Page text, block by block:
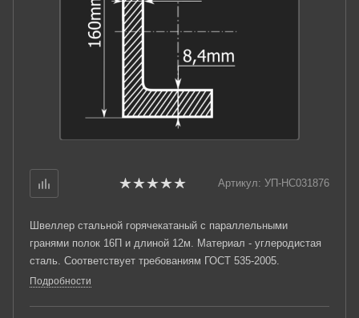
Артикул: УП-НС031876
Швеллер стальной горячекатаный с параллельными
гранями полок 16П и длиной 12м. Материал - углеродистая
сталь. Соответствует требованиям ГОСТ 535-2005.
Подробности